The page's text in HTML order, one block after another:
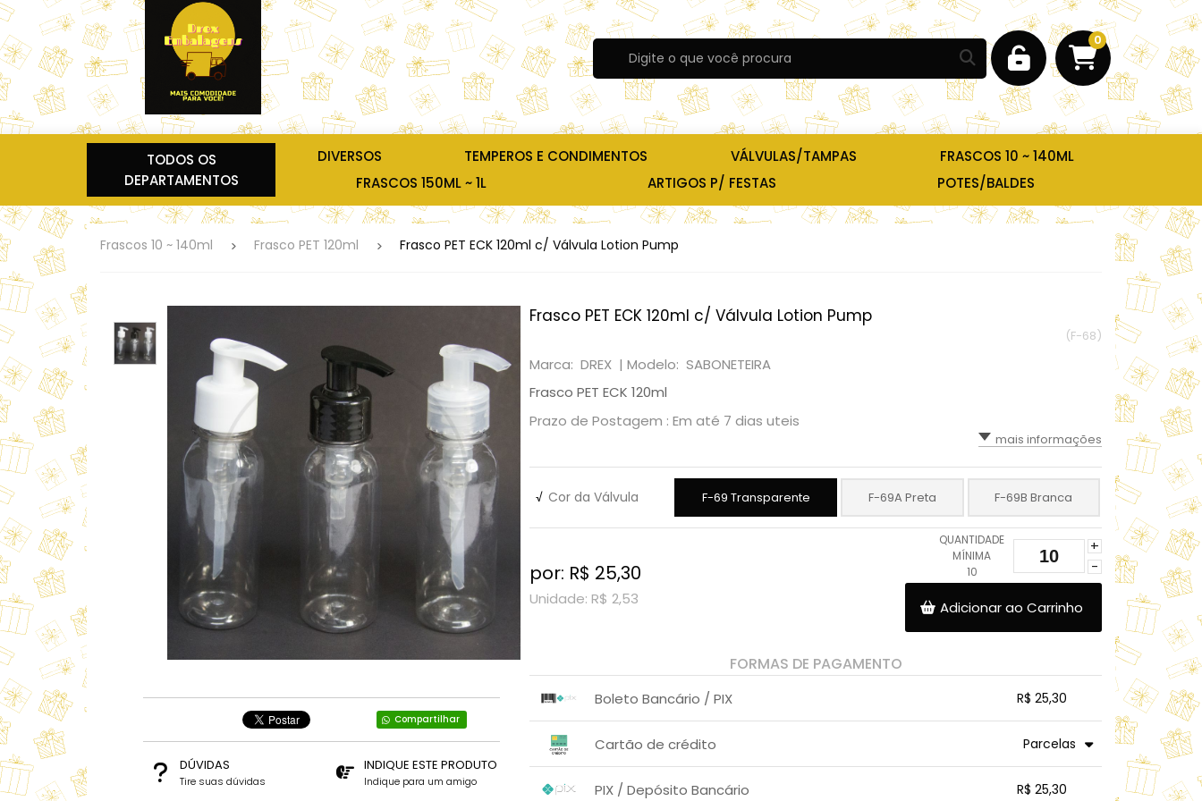
0
TODOS OS
DEPARTAMENTOS
DIVERSOS TEMPEROS E CONDIMENTOS VÁLVULAS/TAMPAS
FRASCOS 10 ~ 140ML
FRASCOS 150ML ~ 1L
ARTIGOS P/ FESTAS POTES/BALDES
Frascos 10 ~ 140ml Frasco PET 120ml Frasco PET ECK 120ml c/ Válvula Lotion Pump
Compartilhar
DÚVIDAS
Tire suas dúvidas
INDIQUE ESTE PRODUTO
Indique para um amigo
Frasco PET ECK 120ml c/ Válvula Lotion Pump
(F-68)
Marca: DREX | Modelo: SABONETEIRA
Frasco PET ECK 120ml
Prazo de Postagem : Em até 7 dias uteis
mais informações
√ Cor da Válvula F-69 Transparente F-69A Preta F-69B Branca
por: R$ 25,30
Unidade: R$ 2,53
QUANTIDADE
MÍNIMA
10
+
-
Adicionar ao Carrinho
FORMAS DE PAGAMENTO
Boleto Bancário / PIX
R$ 25,30
Cartão de crédito
Parcelas
....
PIX / Depósito Bancário
R$ 25,30